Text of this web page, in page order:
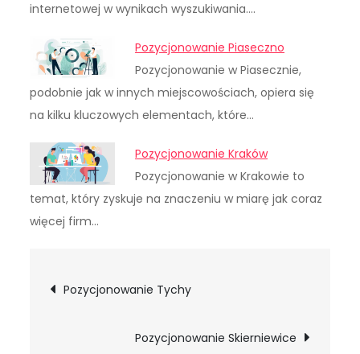
internetowej w wynikach wyszukiwania.…
Pozycjonowanie Piaseczno
Pozycjonowanie w Piasecznie,
podobnie jak w innych miejscowościach, opiera się
na kilku kluczowych elementach, które…
Pozycjonowanie Kraków
Pozycjonowanie w Krakowie to
temat, który zyskuje na znaczeniu w miarę jak coraz
więcej firm…
Nawigacja
wpisu
Pozycjonowanie Tychy
Pozycjonowanie Skierniewice